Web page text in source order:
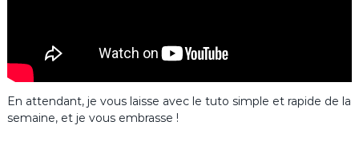
En attendant, je vous laisse avec le tuto simple et rapide de la
semaine, et je vous embrasse !